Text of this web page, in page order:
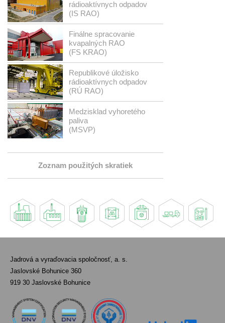
rádioaktívnych odpadov
(IS RAO)
Finálne spracovanie
kvapalných RAO
(FS KRAO)
Republikové úložisko
rádioaktívnych odpadov
(RÚ RAO)
Medzisklad vyhoretého
paliva
(MSVP)
Zoznam použitých skratiek
Jadrová a vyraďovacia spoločnosť, a. s.
Jaslovské Bohunice 360
919 30 Jaslovské Bohunice